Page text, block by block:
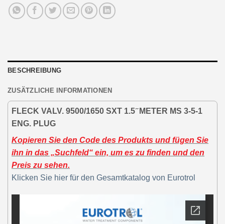
BESCHREIBUNG
ZUSÄTZLICHE INFORMATIONEN
FLECK VALV. 9500/1650 SXT 1.5 ̋ METER MS 3-5-1
ENG. PLUG
Kopieren Sie den Code des Produkts und fügen Sie
ihn in das „Suchfeld“ ein, um es zu finden und den
Preis zu sehen.
Klicken Sie hier für den Gesamtkatalog von Eurotrol